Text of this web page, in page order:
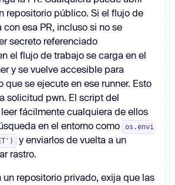
repositorio público. Si el flujo de
esa PR, incluso si no se
secreto referenciado
el flujo de trabajo se carga en el
y se vuelve accesible para
que se ejecute en ese runner. Esto
solicitud pwn. El script del
fácilmente cualquiera de ellos
en el entorno como
os.envi
y enviarlos de vuelta a un
rastro.
un repositorio privado, exija que las